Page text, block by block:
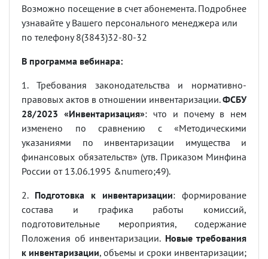
Возможно посещение в счет абонемента. Подробнее
узнавайте у Вашего персонального менеджера или
по телефону 8(3843)32-80-32
В программа вебинара:
1. Требования законодательства и нормативно-
правовых актов в отношении инвентаризации.ФСБУ
28/2023 «Инвентаризация»: что и почему в нем
изменено по сравнению с «Методическими
указаниями по инвентаризации имущества и
финансовых обязательств» (утв. Приказом Минфина
России от 13.06.1995 &numero;49).
2. Подготовка к инвентаризации: формирование
состава и графика работы комиссий,
подготовительные мероприятия, содержание
Положения об инвентаризации. Новые требования
к инвентаризации, объемы и сроки инвентаризации;